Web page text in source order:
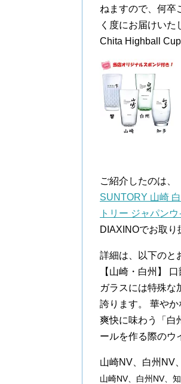
ねますので、何卒
く度にお届けいた
Chita Highball
ご紹介したのは、
SUNTORY 山崎
トリー ジャパン
DIAXINOでお取り
詳細は、以下のと
【山崎・白州】
ガラスには特殊な
誇ります。 華や
爽快に味わう「白
ールを作る際のウ
山崎NV、白州NV
山崎NV、白州NV、